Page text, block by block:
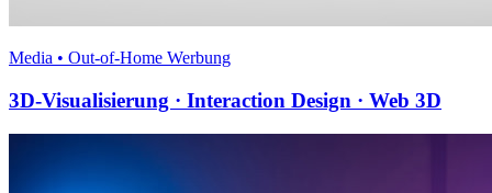
Media • Out-of-Home Werbung
3D-Visualisierung · Interaction Design · Web 3D